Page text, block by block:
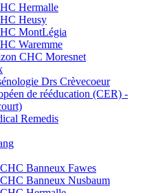
Hermalle
Heusy
MontLégia
Waremme
CHC Moresnet
Drs Crèvecoeur
de rééducation (CER) -
Remedis
Banneux Fawes
Banneux Nusbaum